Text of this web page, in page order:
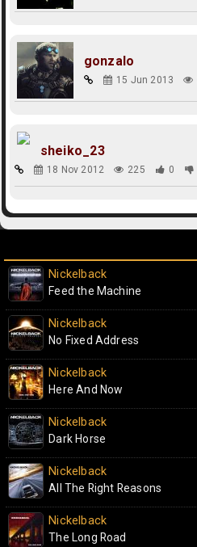
gonzalo
15 Jun 2013
sheiko_23
18 Nov 2012 225 0
Nickelback
Feed the Machine
Nickelback
No Fixed Address
Nickelback
Here And Now
Nickelback
Dark Horse
Nickelback
All The Right Reasons
Nickelback
The Long Road